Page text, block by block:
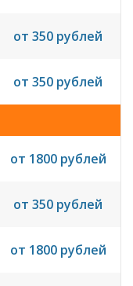
от 350 рублей
от 350 рублей
от 1800 рублей
от 350 рублей
от 1800 рублей